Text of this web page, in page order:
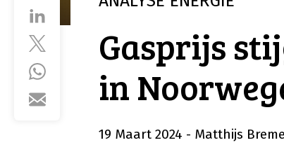
Gasprijs
in
19 Maart 2024 - Matthijs